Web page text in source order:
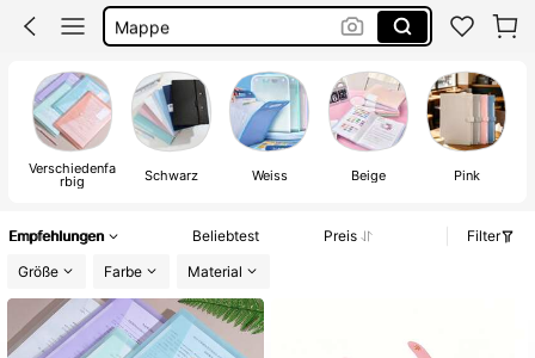
Mappe
Ordner
Verschiedenfa
rbig Schwarz Weiss Beige Pink
Empfehlungen Beliebtest Preis
Filter
Größe
Farbe Material